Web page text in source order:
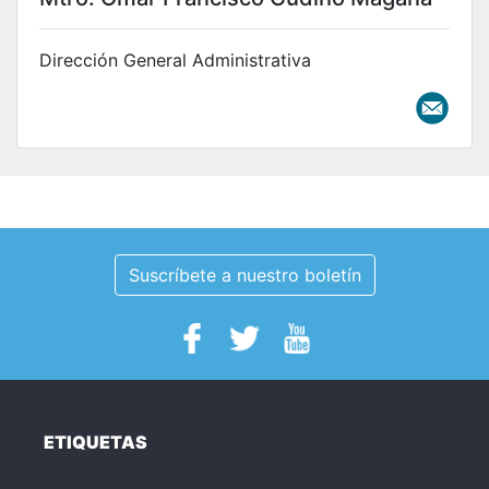
Dirección General Administrativa
Suscríbete a nuestro boletín
ETIQUETAS